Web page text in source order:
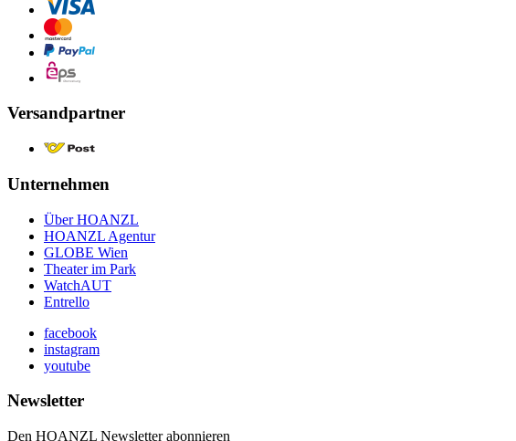
Versandpartner
Unternehmen
Über HOANZL
HOANZL Agentur
GLOBE Wien
Theater im Park
WatchAUT
Entrello
facebook
instagram
youtube
Newsletter
Den HOANZL Newsletter abonnieren